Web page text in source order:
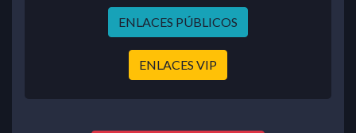
ENLACES PÚBLICOS
ENLACES VIP